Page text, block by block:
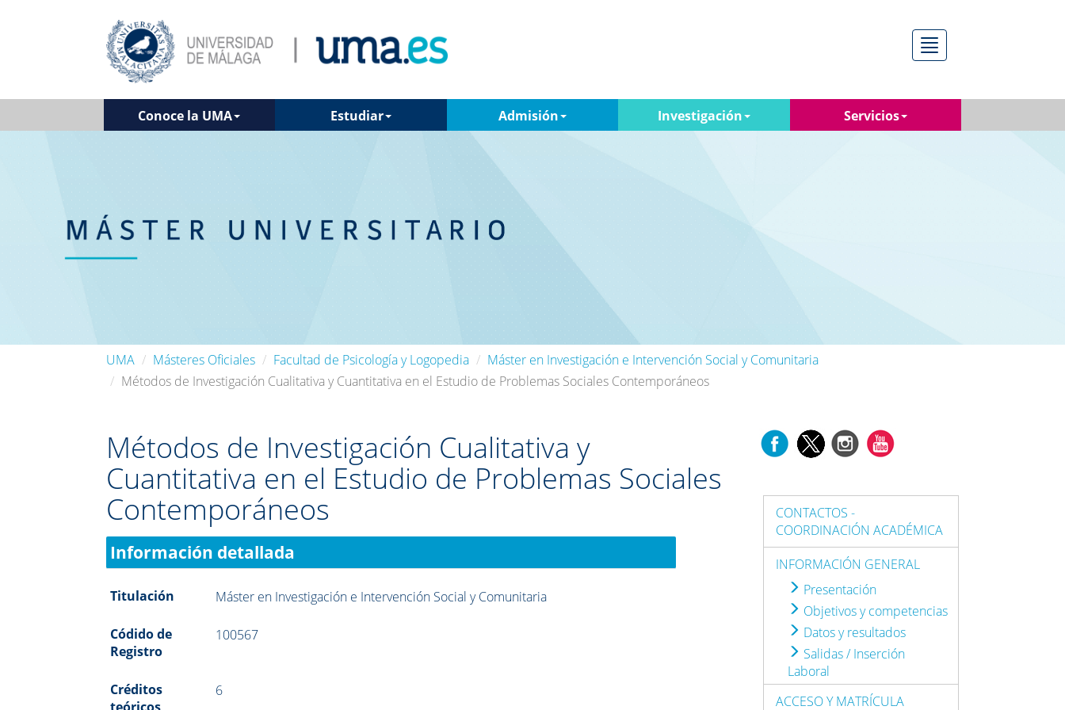
Menú
Conoce la UMA Estudiar Admisión Investigación Servicios
UMA Másteres Oficiales Facultad de Psicología y Logopedia
Máster en Investigación e Intervención Social y Comunitaria
Métodos de Investigación Cualitativa y Cuantitativa en el Estudio de Problemas Sociales Contemporáneos
Métodos de Investigación Cualitativa y
Cuantitativa en el Estudio de Problemas Sociales
Contemporáneos
Información detallada
Titulación Máster en Investigación e Intervención Social y Comunitaria
Códido de
Registro
100567
Créditos
teóricos
6
CONTACTOS -
COORDINACIÓN ACADÉMICA
INFORMACIÓN GENERAL
Presentación
Objetivos y competencias
Datos y resultados
Salidas / Inserción
Laboral
ACCESO Y MATRÍCULA